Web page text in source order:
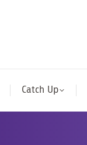
Catch Up